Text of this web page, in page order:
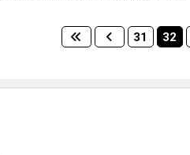
Sao cho phù hợp với máy tính
laptop của mình nhất nhé.
31 32